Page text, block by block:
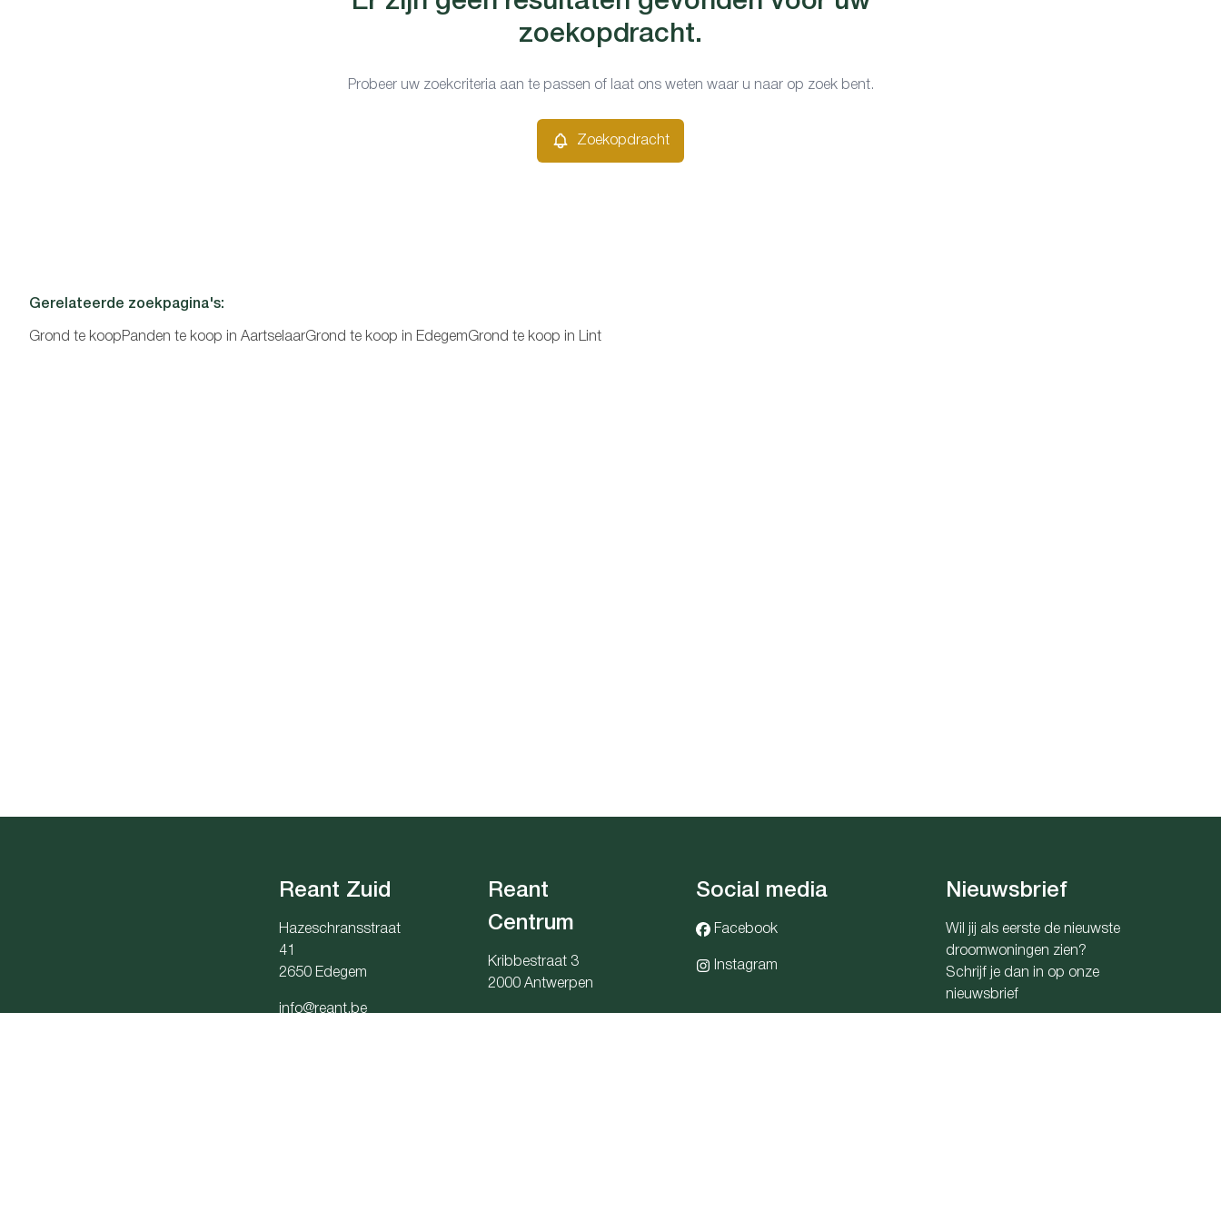
zoekopdracht.
Probeer uw zoekcriteria aan te passen of laat ons weten waar u naar op zoek bent.
Zoekopdracht
Gerelateerde zoekpagina's:
Grond te koop Panden te koop in AartselaarGrond te koop in EdegemGrond te koop in Lint
Reant Zuid
Hazeschransstraat
41
2650 Edegem
info@reant.be
Reant
Centrum
Kribbestraat 3
2000 Antwerpen
Social media
Facebook
Instagram
Nieuwsbrief
Wil jij als eerste de nieuwste
droomwoningen zien?
Schrijf je dan in op onze
nieuwsbrief